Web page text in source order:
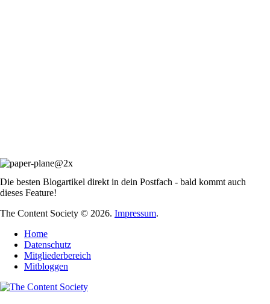
Die besten Blogartikel direkt in dein Postfach - bald kommt auch
dieses Feature!
The Content Society © 2026. Impressum.
Home
Datenschutz
Mitgliederbereich
Mitbloggen